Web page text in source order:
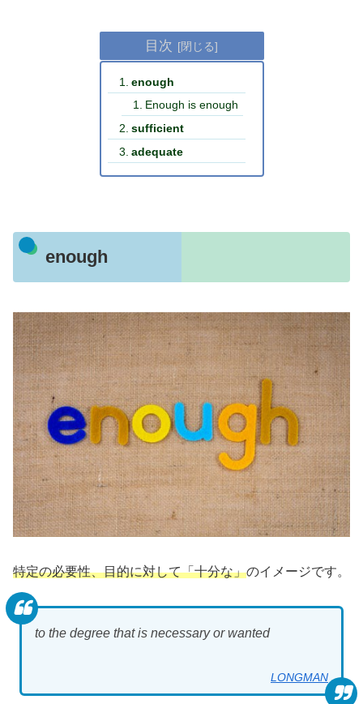
目次
enough
Enough is enough
sufficient
adequate
enough
特定の必要性、目的に対して「十分な」のイメージです。
to the degree that is necessary or wanted
LONGMAN